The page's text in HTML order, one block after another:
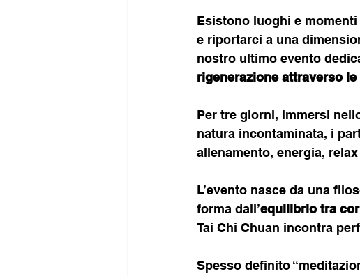
Esistono luoghi e
e riportarci a una
nostro ultimo evento
rigenerazione attraverso
Per tre giorni, immersi
natura incontaminata, i
allenamento, energia,
L’evento nasce da una
forma dall’equilibrio tra
Tai Chi Chuan incontra
Spesso definito